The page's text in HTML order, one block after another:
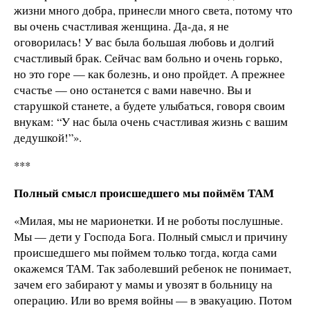
жизни много добра, принесли много света, потому что
вы очень счастливая женщина. Да-да, я не
оговорилась! У вас была большая любовь и долгий
счастливый брак. Сейчас вам больно и очень горько,
но это горе — как болезнь, и оно пройдет. А прежнее
счастье — оно останется с вами навечно. Вы и
старушкой станете, а будете улыбаться, говоря своим
внукам: “У нас была очень счастливая жизнь с вашим
дедушкой!”».
***
Полный смысл происшедшего мы поймём ТАМ
«Милая, мы не марионетки. И не роботы послушные.
Мы — дети у Господа Бога. Полный смысл и причину
происшедшего мы поймем только тогда, когда сами
окажемся ТАМ. Так заболевший ребенок не понимает,
зачем его забирают у мамы и увозят в больницу на
операцию. Или во время войны — в эвакуацию. Потом